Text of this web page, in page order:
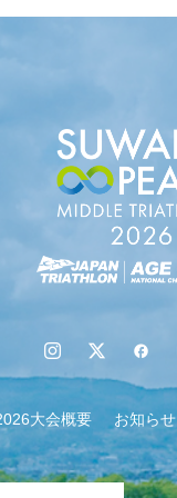
会議を開催しました
大会概要 お知らせ